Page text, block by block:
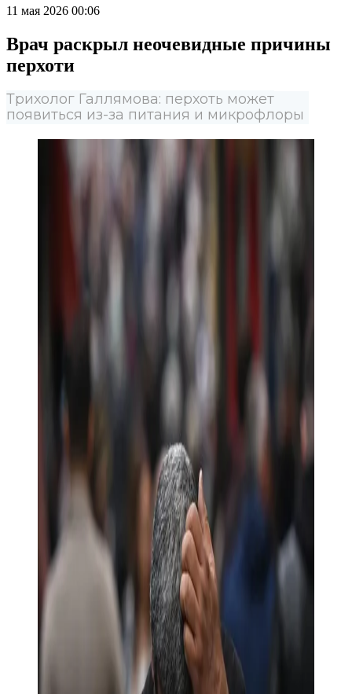
11 мая 2026 00:06
Врач раскрыл неочевидные причины
перхоти
Трихолог Галлямова: перхоть может
появиться из-за питания и микрофлоры